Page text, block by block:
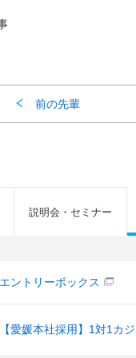
前の先輩
説明会・セミナー
エントリーボックス
【愛媛本社採用】1対1カ